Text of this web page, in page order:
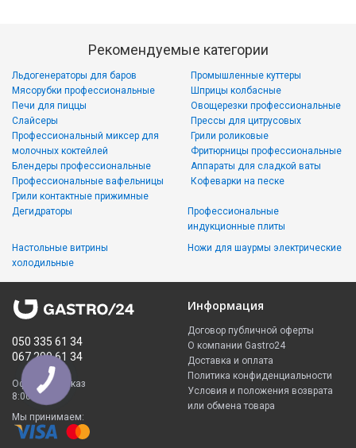
Рекомендуемые категории
Льдогенераторы для баров
Мясорубки профессиональные
Печи для пиццы
Слайсеры
Промышленные куттеры
Шприцы колбасные
Овощерезки профессиональные
Прессы для цитрусовых
Профессиональный миксер для
молочных коктейлей
Блендеры профессиональные
Профессиональные вафельницы
Грили контактные прижимные
Грили роликовые
Фритюрницы профессиональные
Аппараты для сладкой ваты
Кофеварки на песке
Дегидраторы
Настольные витрины
холодильные
Профессиональные
индукционные плиты
Ножи для шаурмы электрические
050 335 61 34
067 299 61 34
Оформить заказ
8:00 - 23:00
Мы принимаем:
Информация
Договор публичной оферты
О компании Gastro24
Доставка и оплата
Политика конфиденциальности
Условия и положения возврата
или обмена товара